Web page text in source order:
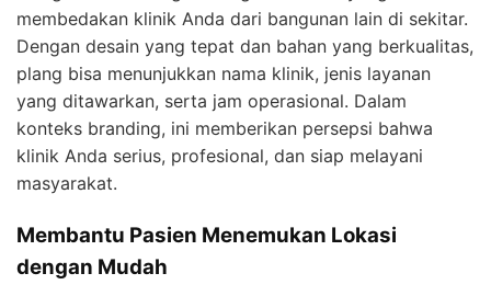
membedakan klinik Anda dari bangunan lain di sekitar.
Dengan desain yang tepat dan bahan yang berkualitas,
plang bisa menunjukkan nama klinik, jenis layanan
yang ditawarkan, serta jam operasional. Dalam
konteks branding, ini memberikan persepsi bahwa
klinik Anda serius, profesional, dan siap melayani
masyarakat.
Membantu Pasien Menemukan Lokasi
dengan Mudah